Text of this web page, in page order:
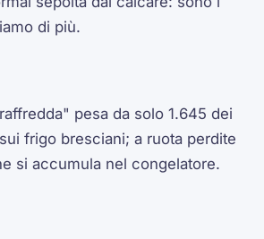
di più.
pesa da solo 1.645 dei
frigo bresciani; a ruota perdite
si accumula nel congelatore.